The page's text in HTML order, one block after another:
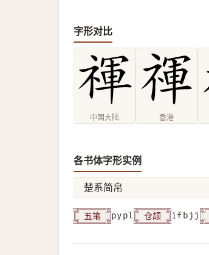
字形对比
中国大陆 香港
各书体字形实例
楚系简帛
五笔 pypl 仓颉 ifbjj